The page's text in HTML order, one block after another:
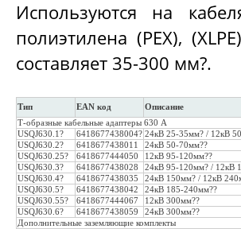
Используются на
полиэтилена (PEX),
составляет 35-300 мм?.
Тип EAN код
Описание
Т-образные кабельные адаптеры 630 А
USQJ630.1?
6418677438004? 24кВ 25-35мм? / 12кВ
USQJ630.2?
6418677438011
24кВ 50-70мм??
USQJ630.25?
6418677444050
12кВ 95-120мм??
USQJ630.3?
6418677438028
24кВ 95-120мм? / 12кВ
USQJ630.4?
6418677438035
24кВ 150мм? / 12кВ
USQJ630.5?
6418677438042
24кВ 185-240мм??
USQJ630.55?
6418677444067
12кВ 300мм??
USQJ630.6?
6418677438059
24кВ 300мм??
Дополнительные заземляющие комплекты